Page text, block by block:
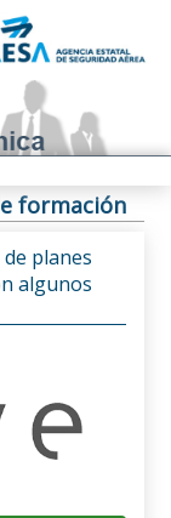
formación
planes
algunos